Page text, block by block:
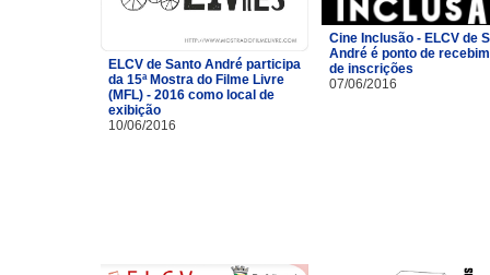
ELCV de Santo André participa
da 15ª Mostra do Filme Livre
(MFL) - 2016 como local de
exibição
10/06/2016
Cine Inclusão - ELCV de
André é ponto de
de inscrições
07/06/2016